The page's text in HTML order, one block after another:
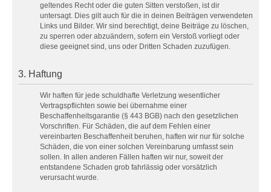
geltendes Recht oder die guten Sitten verstoßen, ist dir
untersagt. Dies gilt auch für die in deinen Beiträgen verwendeten
Links und Bilder. Wir sind berechtigt, deine Beiträge zu löschen,
zu sperren oder abzuändern, sofern ein Verstoß vorliegt oder
diese geeignet sind, uns oder Dritten Schaden zuzufügen.
3. Haftung
Wir haften für jede schuldhafte Verletzung wesentlicher
Vertragspflichten sowie bei übernahme einer
Beschaffenheitsgarantie (§ 443 BGB) nach den gesetzlichen
Vorschriften. Für Schäden, die auf dem Fehlen einer
vereinbarten Beschaffenheit beruhen, haften wir nur für solche
Schäden, die von einer solchen Vereinbarung umfasst sein
sollen. In allen anderen Fällen haften wir nur, soweit der
entstandene Schaden grob fahrlässig oder vorsätzlich
verursacht wurde.